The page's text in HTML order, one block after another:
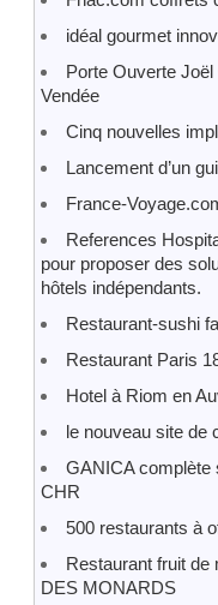
idéal gourmet
Porte Ouverte
Vendée
Cinq nouvelles
Lancement d’un
France-
References
pour proposer des
hôtels indépendants.
Restaurant-sushi
Restaurant Paris
Hotel à Riom en
le nouveau site de
GANICA complète
CHR
500 restaurants à
Restaurant fruit de
DES MONARDS